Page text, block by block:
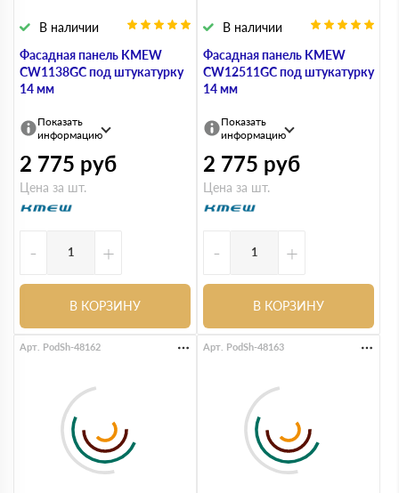
Фасадная панель KMEW
CW1138GC под штукатурку
14 мм
В наличии
Показать
информацию
2 775 руб
Цена за шт.
- +
В КОРЗИНУ
Фасадная панель KMEW
CW12511GC под штукатурку
14 мм
В наличии
Показать
информацию
2 775 руб
Цена за шт.
- +
В КОРЗИНУ
Арт. PodSh-48162 Арт. PodSh-48163